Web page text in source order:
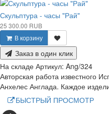
Скульптура - часы "Рай"
25 300.00 RUB
В корзину
Заказ в один клик
На складе Артикул: Ang/324
Авторская работа известного
Анхелес Англада. Каждое
БЫСТРЫЙ ПРОСМОТР